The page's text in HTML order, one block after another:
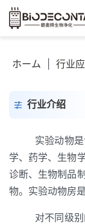
ホーム 行业
行业介绍
实验动物是专
学、药学、生物
诊断、生物制品
物。实验动物房
对不同级别的